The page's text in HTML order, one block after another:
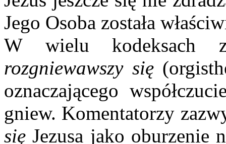
Jego Osoba została
W wielu kodeksach
rozgniewawszy się
oznaczającego
gniew. Komentatorzy
się Jezusa jako oburzenie